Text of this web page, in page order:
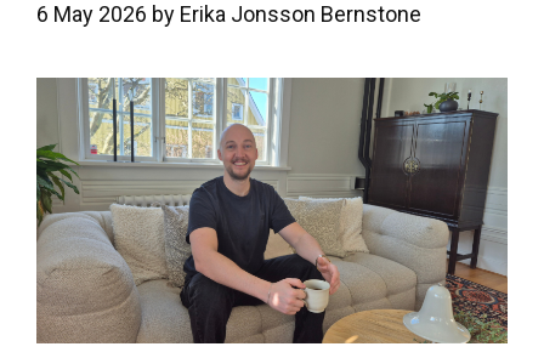
6 May 2026 by Erika Jonsson Bernstone